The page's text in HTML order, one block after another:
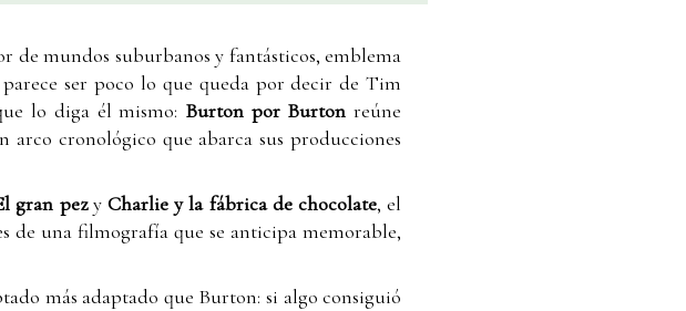
de mundos suburbanos y fantásticos, emblema
ser poco lo que queda por decir de Tim
lo diga él mismo: Burton por Burton reúne
cronológico que abarca sus producciones
gran pezy Charlie y la fábrica de chocolate, el
de una filmografía que se anticipa memorable,
más adaptado que Burton: si algo consiguió